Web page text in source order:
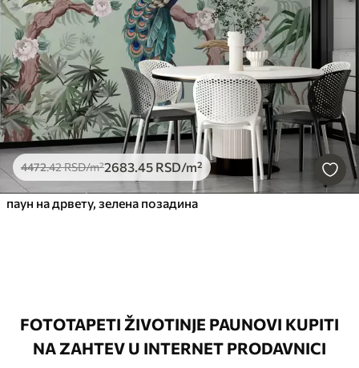
4472.42RSD/m²2683.45 RSD/m²
паун на дрвету, зелена позадина
FOTOTAPETI ŽIVOTINJE PAUNOVI KUPITI
NA ZAHTEV U INTERNET PRODAVNICI